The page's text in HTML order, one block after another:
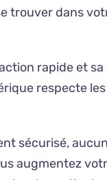
trouver dans
rapide et
respecte
sécurisé,
augmentez